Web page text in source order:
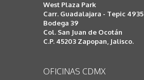
West Plaza Park
Carr. Guadalajara - Tepic 4935
Bodega 39
Col. San Juan de Ocotán
C.P. 45203 Zapopan, Jalisco.
OFICINAS CDMX